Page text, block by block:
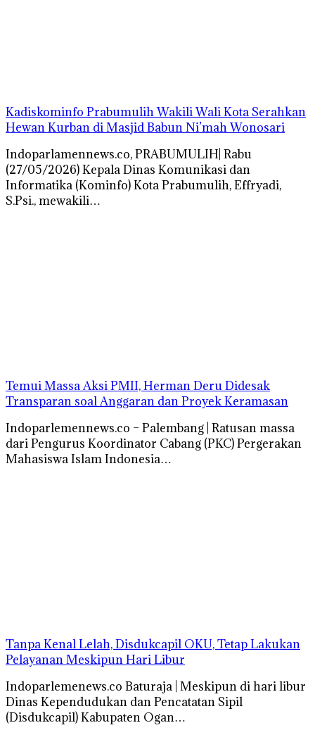
Kadiskominfo Prabumulih Wakili Wali Kota Serahkan
Hewan Kurban di Masjid Babun Ni’mah Wonosari
Indoparlamennews.co, PRABUMULIH| Rabu
(27/05/2026) Kepala Dinas Komunikasi dan
Informatika (Kominfo) Kota Prabumulih, Effryadi,
S.Psi., mewakili…
Temui Massa Aksi PMII, Herman Deru Didesak
Transparan soal Anggaran dan Proyek Keramasan
Indoparlemennews.co – Palembang | Ratusan massa
dari Pengurus Koordinator Cabang (PKC) Pergerakan
Mahasiswa Islam Indonesia…
Tanpa Kenal Lelah, Disdukcapil OKU, Tetap Lakukan
Pelayanan Meskipun Hari Libur
Indoparlemenews.co Baturaja | Meskipun di hari libur
Dinas Kependudukan dan Pencatatan Sipil
(Disdukcapil) Kabupaten Ogan…